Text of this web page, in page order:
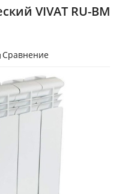
VIVAT RU-BM
Сравнение